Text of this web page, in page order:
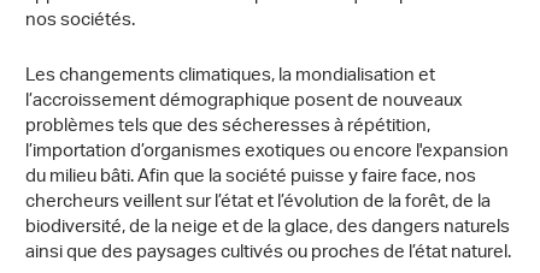
nos sociétés.
Les changements climatiques, la mondialisation et
l’accroissement démographique posent de nouveaux
problèmes tels que des sécheresses à répétition,
l’importation d’organismes exotiques ou encore l'expansion
du milieu bâti. Afin que la société puisse y faire face, nos
chercheurs veillent sur l’état et l’évolution de la forêt, de la
biodiversité, de la neige et de la glace, des dangers naturels
ainsi que des paysages cultivés ou proches de l’état naturel.